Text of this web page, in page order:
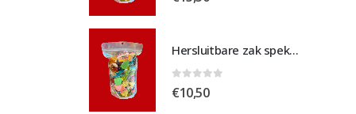
Hersluitbare zak spek & chocolade medium
0out of 5
€10,50